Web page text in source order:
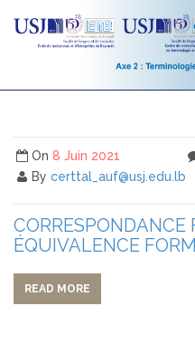
On 8 Juin 2021
By certtal_auf@usj.edu.lb
ÉQUIVALENCE
READ MORE